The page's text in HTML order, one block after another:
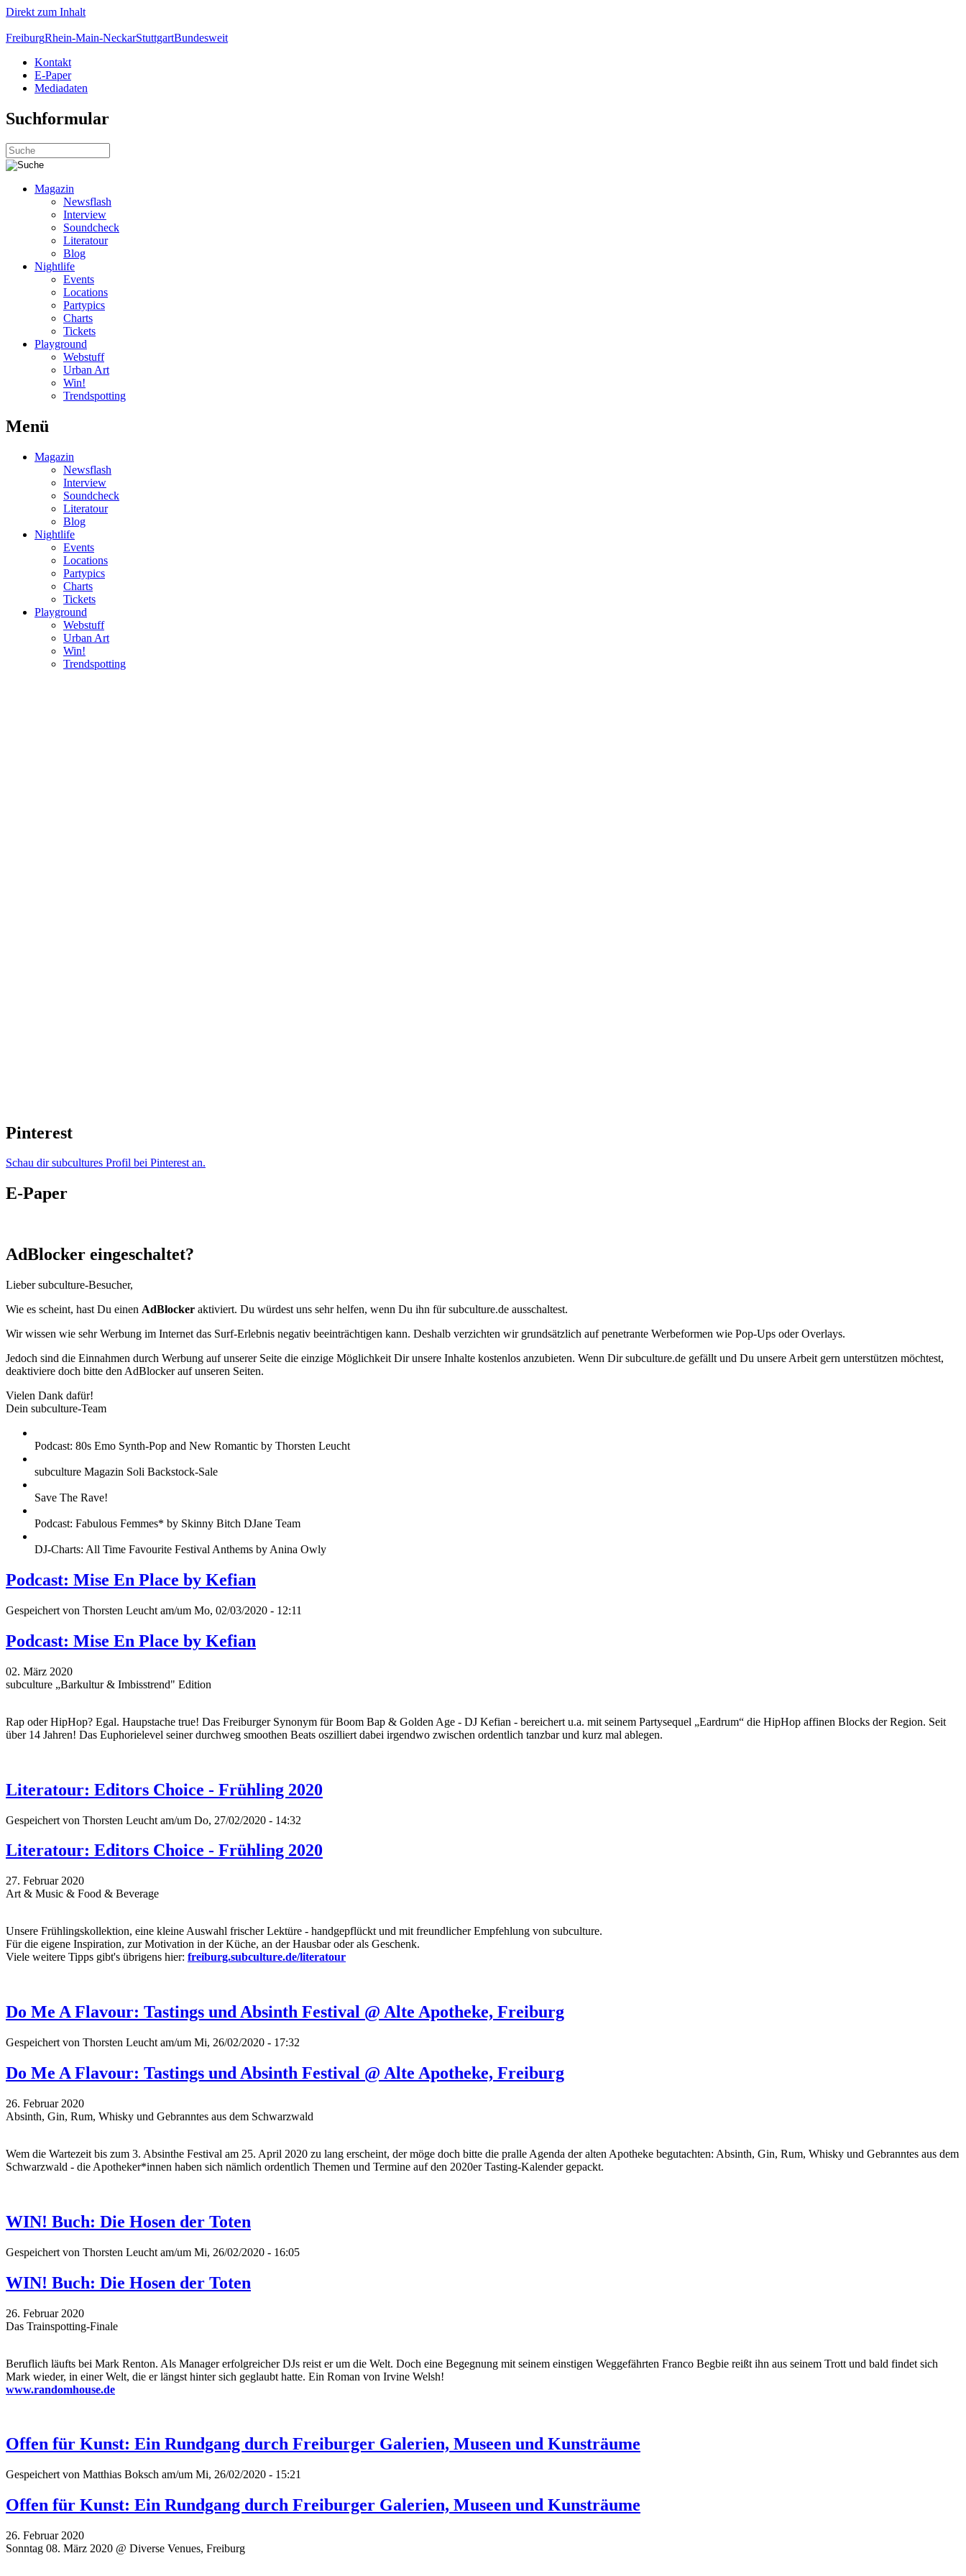
Direkt zum Inhalt
FreiburgRhein-Main-NeckarStuttgartBundesweit
Kontakt
E-Paper
Mediadaten
Suchformular
Magazin
Newsflash
Interview
Soundcheck
Literatour
Blog
Nightlife
Events
Locations
Partypics
Charts
Tickets
Playground
Webstuff
Urban Art
Win!
Trendspotting
Menü
Magazin
Newsflash
Interview
Soundcheck
Literatour
Blog
Nightlife
Events
Locations
Partypics
Charts
Tickets
Playground
Webstuff
Urban Art
Win!
Trendspotting
Pinterest
Schau dir subcultures Profil bei Pinterest an.
E-Paper
AdBlocker eingeschaltet?
Lieber subculture-Besucher,
Wie es scheint, hast Du einen AdBlocker aktiviert. Du würdest uns sehr helfen, wenn Du ihn für subculture.de ausschaltest.
Wir wissen wie sehr Werbung im Internet das Surf-Erlebnis negativ beeinträchtigen kann. Deshalb verzichten wir grundsätzlich auf penetrante Werbeformen wie Pop-Ups oder Overlays.
Jedoch sind die Einnahmen durch Werbung auf unserer Seite die einzige Möglichkeit Dir unsere Inhalte kostenlos anzubieten. Wenn Dir subculture.de gefällt und Du unsere Arbeit gern unterstützen möchtest,
deaktiviere doch bitte den AdBlocker auf unseren Seiten.
Vielen Dank dafür!
Dein subculture-Team
Podcast: 80s Emo Synth-Pop and New Romantic by Thorsten Leucht
subculture Magazin Soli Backstock-Sale
Save The Rave!
Podcast: Fabulous Femmes* by Skinny Bitch DJane Team
DJ-Charts: All Time Favourite Festival Anthems by Anina Owly
Podcast: Mise En Place by Kefian
Gespeichert von Thorsten Leucht am/um Mo, 02/03/2020 - 12:11
Podcast: Mise En Place by Kefian
02. März 2020
subculture „Barkultur & Imbisstrend" Edition
Rap oder HipHop? Egal. Haupstache true! Das Freiburger Synonym für Boom Bap & Golden Age - DJ Kefian - bereichert u.a. mit seinem Partysequel „Eardrum“ die HipHop affinen Blocks der Region. Seit
über 14 Jahren! Das Euphorielevel seiner durchweg smoothen Beats oszilliert dabei irgendwo zwischen ordentlich tanzbar und kurz mal ablegen.
Literatour: Editors Choice - Frühling 2020
Gespeichert von Thorsten Leucht am/um Do, 27/02/2020 - 14:32
Literatour: Editors Choice - Frühling 2020
27. Februar 2020
Art & Music & Food & Beverage
Unsere Frühlingskollektion, eine kleine Auswahl frischer Lektüre - handgepflückt und mit freundlicher Empfehlung von subculture.
Für die eigene Inspiration, zur Motivation in der Küche, an der Hausbar oder als Geschenk.
Viele weitere Tipps gibt's übrigens hier: freiburg.subculture.de/literatour
Do Me A Flavour: Tastings und Absinth Festival @ Alte Apotheke, Freiburg
Gespeichert von Thorsten Leucht am/um Mi, 26/02/2020 - 17:32
Do Me A Flavour: Tastings und Absinth Festival @ Alte Apotheke, Freiburg
26. Februar 2020
Absinth, Gin, Rum, Whisky und Gebranntes aus dem Schwarzwald
Wem die Wartezeit bis zum 3. Absinthe Festival am 25. April 2020 zu lang erscheint, der möge doch bitte die pralle Agenda der alten Apotheke begutachten: Absinth, Gin, Rum, Whisky und Gebranntes aus dem
Schwarzwald - die Apotheker*innen haben sich nämlich ordentlich Themen und Termine auf den 2020er Tasting-Kalender gepackt.
WIN! Buch: Die Hosen der Toten
Gespeichert von Thorsten Leucht am/um Mi, 26/02/2020 - 16:05
WIN! Buch: Die Hosen der Toten
26. Februar 2020
Das Trainspotting-Finale
Beruflich läufts bei Mark Renton. Als Manager erfolgreicher DJs reist er um die Welt. Doch eine Begegnung mit seinem einstigen Weggefährten Franco Begbie reißt ihn aus seinem Trott und bald findet sich
Mark wieder, in einer Welt, die er längst hinter sich geglaubt hatte. Ein Roman von Irvine Welsh!
www.randomhouse.de
Offen für Kunst: Ein Rundgang durch Freiburger Galerien, Museen und Kunsträume
Gespeichert von Matthias Boksch am/um Mi, 26/02/2020 - 15:21
Offen für Kunst: Ein Rundgang durch Freiburger Galerien, Museen und Kunsträume
26. Februar 2020
Sonntag 08. März 2020 @ Diverse Venues, Freiburg